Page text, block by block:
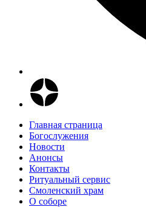
Главная страница
Богослужения
Новости
Анонсы
Контакты
Ритуальный сервис
Смоленский храм
О соборе